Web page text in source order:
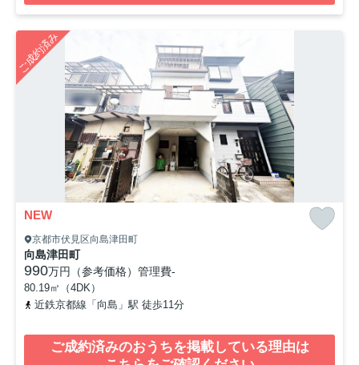
ご成約済み
NEW
京都市伏見区向島津田町
向島津田町
990万円（参考価格） 管理費-
80.19㎡（4DK）
近鉄京都線「向島」駅 徒歩11分
ご成約済みのおうちを掲載している理由は